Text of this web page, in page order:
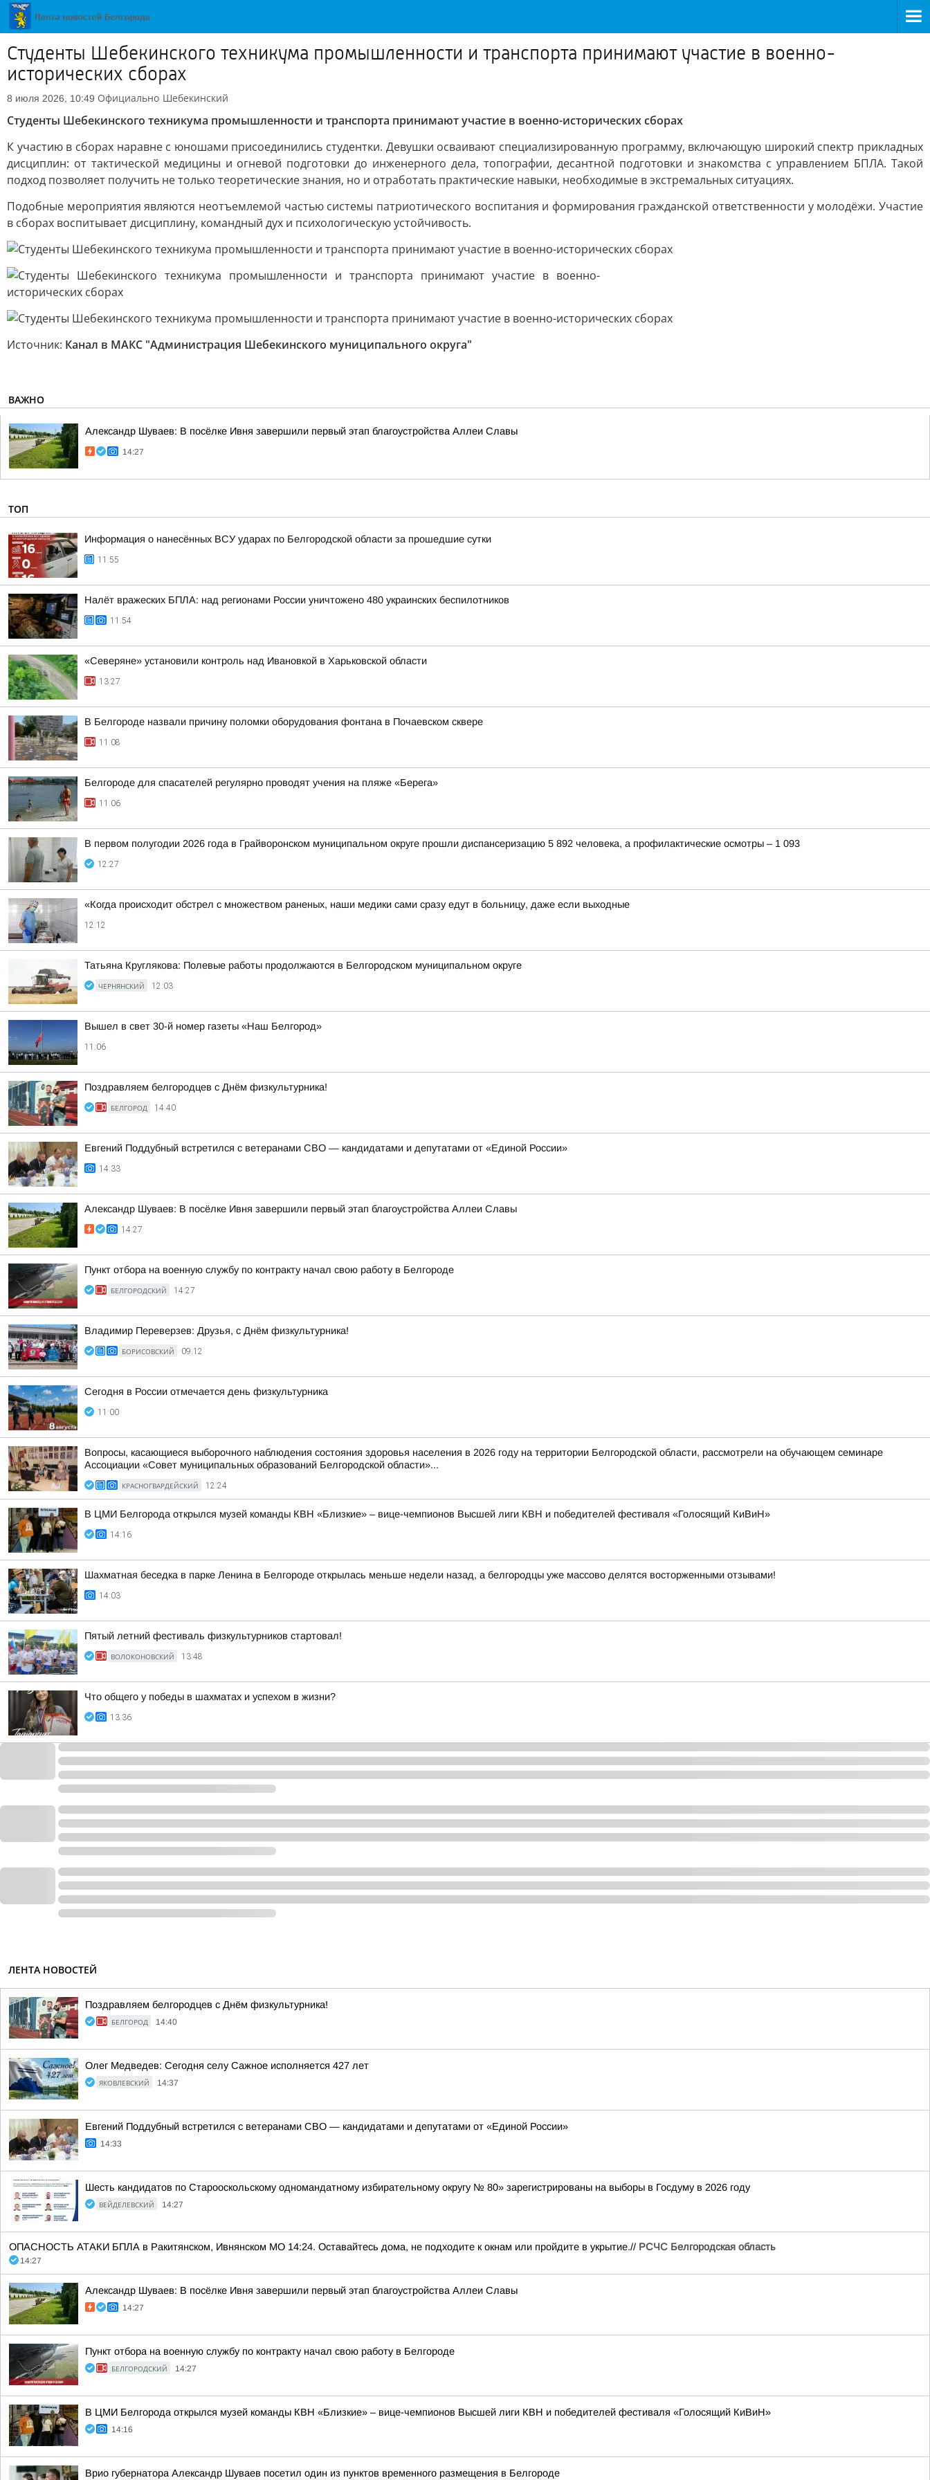
Студенты Шебекинского техникума промышленности и транспорта принимают участие в военно-
исторических сборах
8 июля 2026, 10:49 Официально Шебекинский
Студенты Шебекинского техникума промышленности и транспорта принимают участие в военно-исторических сборах
К участию в сборах наравне с юношами присоединились студентки. Девушки осваивают специализированную программу, включающую широкий спектр прикладных
дисциплин: от тактической медицины и огневой подготовки до инженерного дела, топографии, десантной подготовки и знакомства с управлением БПЛА. Такой
подход позволяет получить не только теоретические знания, но и отработать практические навыки, необходимые в экстремальных ситуациях.
Подобные мероприятия являются неотъемлемой частью системы патриотического воспитания и формирования гражданской ответственности у молодёжи. Участие
в сборах воспитывает дисциплину, командный дух и психологическую устойчивость.
Источник: Канал в МАКС "Администрация Шебекинского муниципального округа"
ВАЖНО
Александр Шуваев: В посёлке Ивня завершили первый этап благоустройства Аллеи Славы
14:27
ТОП
Информация о нанесённых ВСУ ударах по Белгородской области за прошедшие сутки
11:55
Налёт вражеских БПЛА: над регионами России уничтожено 480 украинских беспилотников
11:54
«Северяне» установили контроль над Ивановкой в Харьковской области
13:27
В Белгороде назвали причину поломки оборудования фонтана в Почаевском сквере
11:08
Белгороде для спасателей регулярно проводят учения на пляже «Берега»
11:06
В первом полугодии 2026 года в Грайворонском муниципальном округе прошли диспансеризацию 5 892 человека, а профилактические осмотры – 1 093
12:27
«Когда происходит обстрел с множеством раненых, наши медики сами сразу едут в больницу, даже если выходные
12:12
Татьяна Круглякова: Полевые работы продолжаются в Белгородском муниципальном округе
ЧЕРНЯНСКИЙ 12:03
Вышел в свет 30-й номер газеты «Наш Белгород»
11:06
Поздравляем белгородцев с Днём физкультурника!
БЕЛГОРОД 14:40
Евгений Поддубный встретился с ветеранами СВО — кандидатами и депутатами от «Единой России»
14:33
Александр Шуваев: В посёлке Ивня завершили первый этап благоустройства Аллеи Славы
14:27
Пункт отбора на военную службу по контракту начал свою работу в Белгороде
БЕЛГОРОДСКИЙ 14:27
Владимир Переверзев: Друзья, с Днём физкультурника!
БОРИСОВСКИЙ 09:12
Сегодня в России отмечается день физкультурника
11:00
Вопросы, касающиеся выборочного наблюдения состояния здоровья населения в 2026 году на территории Белгородской области, рассмотрели на обучающем семинаре
Ассоциации «Совет муниципальных образований Белгородской области»...
КРАСНОГВАРДЕЙСКИЙ 12:24
В ЦМИ Белгорода открылся музей команды КВН «Близкие» – вице-чемпионов Высшей лиги КВН и победителей фестиваля «Голосящий КиВиН»
14:16
Шахматная беседка в парке Ленина в Белгороде открылась меньше недели назад, а белгородцы уже массово делятся восторженными отзывами!
14:03
Пятый летний фестиваль физкультурников стартовал!
ВОЛОКОНОВСКИЙ 13:48
Что общего у победы в шахматах и успехом в жизни?
13:36
ЛЕНТА НОВОСТЕЙ
Поздравляем белгородцев с Днём физкультурника!
БЕЛГОРОД 14:40
Олег Медведев: Сегодня селу Сажное исполняется 427 лет
ЯКОВЛЕВСКИЙ 14:37
Евгений Поддубный встретился с ветеранами СВО — кандидатами и депутатами от «Единой России»
14:33
Шесть кандидатов по Старооскольскому одномандатному избирательному округу № 80» зарегистрированы на выборы в Госдуму в 2026 году
ВЕЙДЕЛЕВСКИЙ 14:27
ОПАСНОСТЬ АТАКИ БПЛА в Ракитянском, Ивнянском МО 14:24. Оставайтесь дома, не подходите к окнам или пройдите в укрытие.// РСЧС Белгородская область
14:27
Александр Шуваев: В посёлке Ивня завершили первый этап благоустройства Аллеи Славы
14:27
Пункт отбора на военную службу по контракту начал свою работу в Белгороде
БЕЛГОРОДСКИЙ 14:27
В ЦМИ Белгорода открылся музей команды КВН «Близкие» – вице-чемпионов Высшей лиги КВН и победителей фестиваля «Голосящий КиВиН»
14:16
Врио губернатора Александр Шуваев посетил один из пунктов временного размещения в Белгороде